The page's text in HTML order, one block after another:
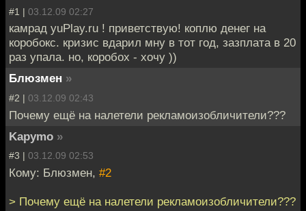
#1 | 03.12.09 02:27
камрад yuPlay.ru ! приветствую! коплю денег на
коробокс. кризис вдарил мну в тот год, зазплата в 20
раз упала. но, коробох - хочу ))
Блюзмен »
#2 | 03.12.09 02:43
Почему ещё на налетели рекламоизобличители???
Kapymo »
#3 | 03.12.09 02:53
Кому: Блюзмен, #2
> Почему ещё на налетели рекламоизобличители???